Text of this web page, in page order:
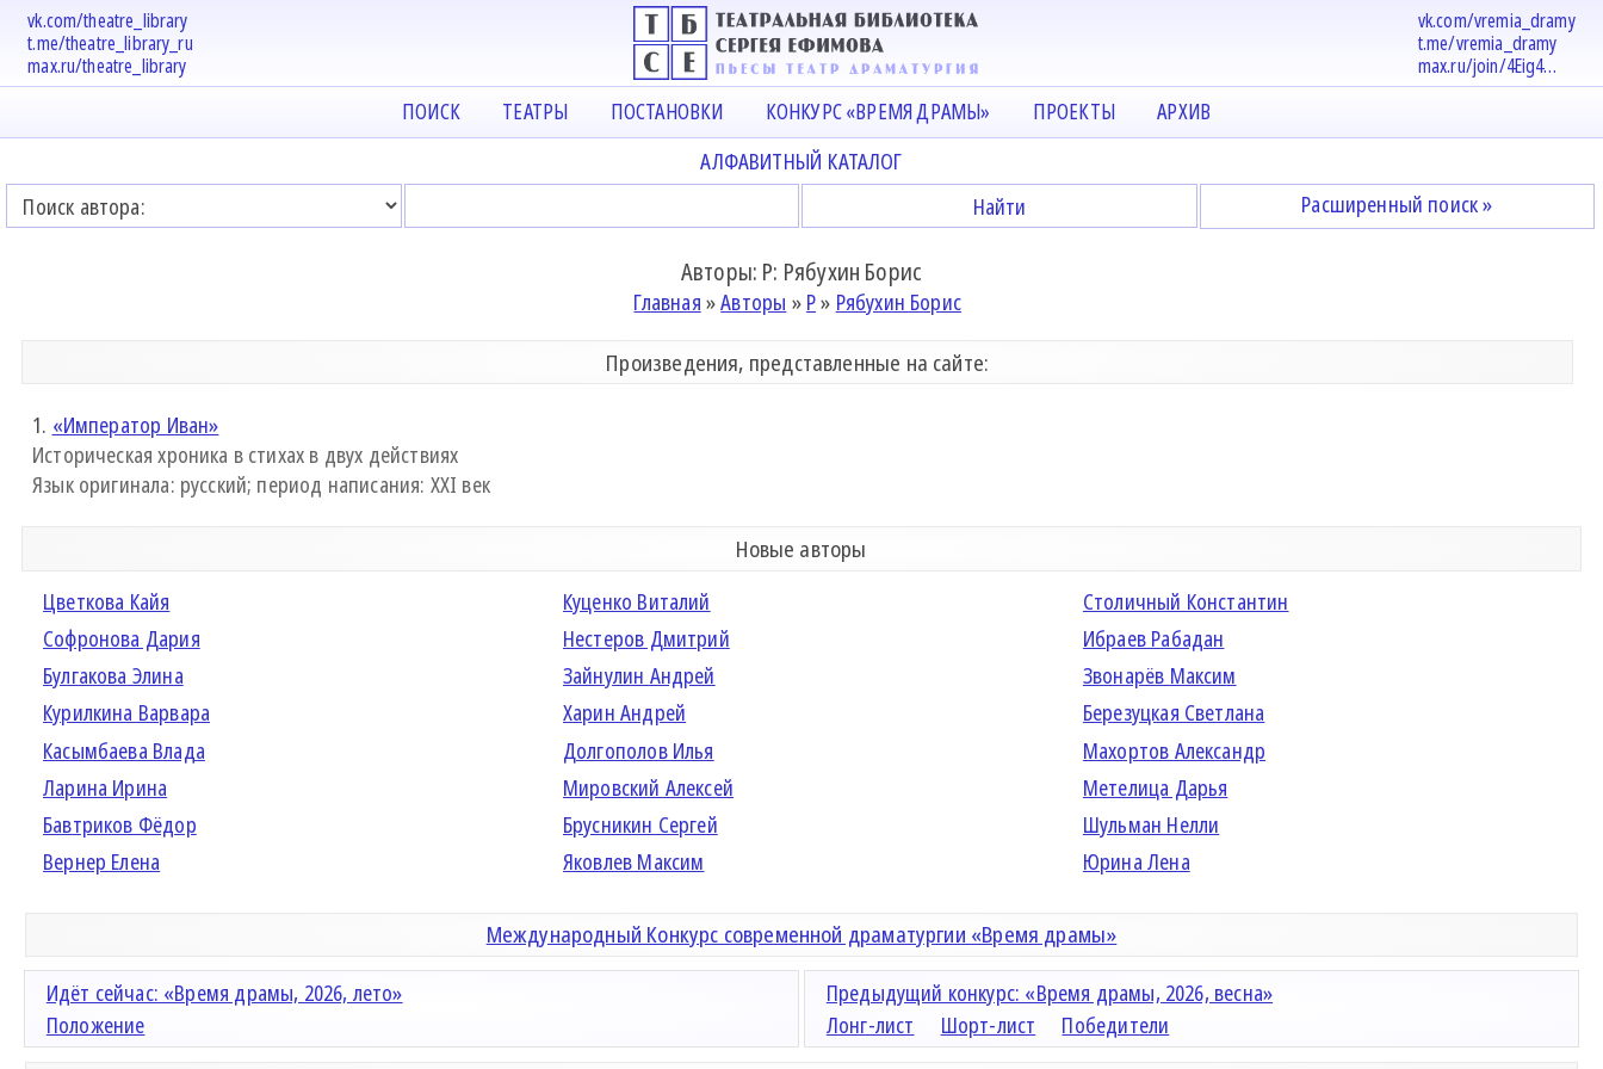
vk.com/theatre_library
t.me/theatre_library_ru
max.ru/theatre_library
vk.com/vremia_dramy
t.me/vremia_dramy
max.ru/join/4Eig4…
ПОИСК ТЕАТРЫ ПОСТАНОВКИ КОНКУРС «ВРЕМЯ ДРАМЫ» ПРОЕКТЫ АРХИВ
АЛФАВИТНЫЙ КАТАЛОГ
Расширенный поиск »
Авторы: Р: Рябухин Борис
Главная »Авторы » Р» Рябухин Борис
Произведения, представленные на сайте:
1. «Император Иван»
Историческая хроника в стихах в двух действиях
Язык оригинала: русский; период написания: XXI век
Новые авторы
Цветкова Кайя Куценко Виталий
Столичный Константин
Софронова Дария
Нестеров Дмитрий
Ибраев Рабадан
Булгакова Элина
Зайнулин Андрей
Звонарёв Максим
Курилкина Варвара
Харин Андрей
Березуцкая Светлана
Касымбаева Влада
Долгополов Илья
Махортов Александр
Ларина Ирина
Мировский Алексей
Метелица Дарья
Бавтриков Фёдор
Брусникин Сергей
Шульман Нелли
Вернер Елена
Яковлев Максим Юрина Лена
Международный Конкурс современной драматургии «Время драмы»
Идёт сейчас: «Время драмы, 2026, лето»
Положение
Предыдущий конкурс: «Время драмы, 2026, весна»
Лонг-лист
Шорт-лист Победители